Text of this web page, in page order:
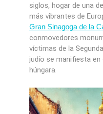
siglos, hogar de una
más vibrantes de
Gran Sinagoga de la
conmovedores
víctimas de la
judío se manifiesta en
húngara.